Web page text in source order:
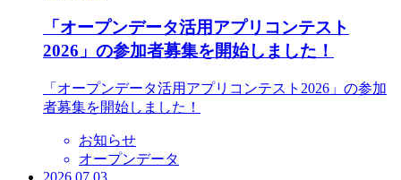
「オープンデータ活用アプリコンテスト
2026」の参加者募集を開始しました！
「オープンデータ活用アプリコンテスト2026」の参加
者募集を開始しました！
お知らせ
オープンデータ
2026.07.03